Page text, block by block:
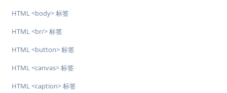
HTML <body> 标签
HTML <br/> 标签
HTML <button> 标签
HTML <canvas> 标签
HTML <caption> 标签